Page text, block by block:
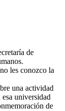
de
les conozco la
una actividad
universidad
de